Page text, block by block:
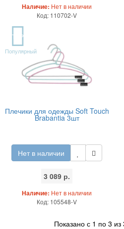
Наличие: Нет в наличии
Код: 110702-V
TOP
Популярный
Плечики для одежды Soft Touch
Brabantia 3шт
Нет в наличии
3 089 р.
Наличие: Нет в наличии
Код: 105548-V
Показано с 1 по 3 из